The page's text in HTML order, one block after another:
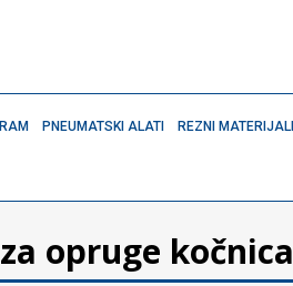
PNEUMATSKI ALATI REZNI MATERIJALI
opruge kočnica